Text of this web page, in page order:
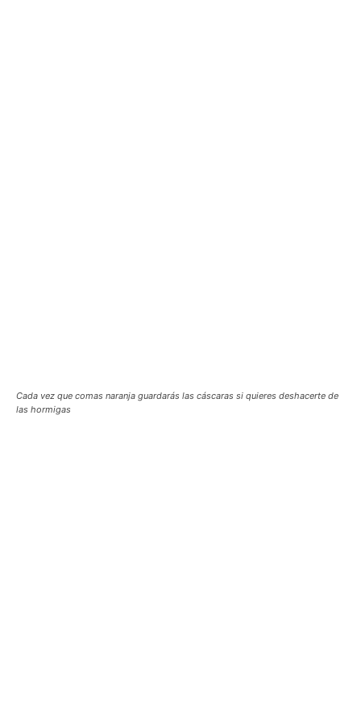
Cada vez que comas naranja guardarás las cáscaras si quieres deshacerte de
las hormigas